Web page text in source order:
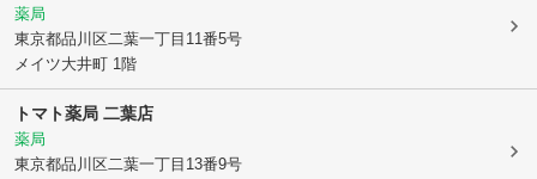
薬局
東京都品川区二葉一丁目11番5号
メイツ大井町 1階
トマト薬局 二葉店
薬局
東京都品川区二葉一丁目13番9号